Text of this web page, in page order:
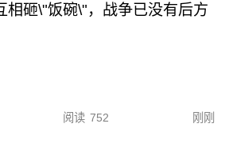
相砸\"饭碗\"，战争已没有后方
阅读 752 刚刚